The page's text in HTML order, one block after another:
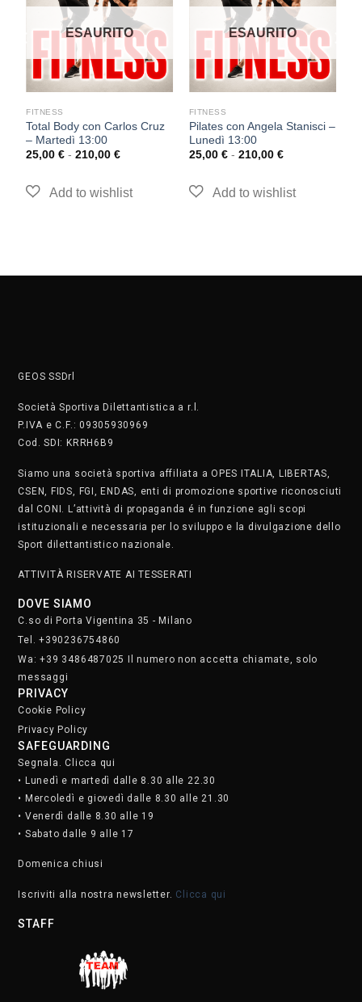
ESAURITO
FITNESS
Total Body con Carlos Cruz
– Martedì 13:00
25,00€ - 210,00€
ESAURITO
FITNESS
Pilates con Angela Stanisci –
Lunedì 13:00
25,00 € - 210,00 €
GEOS SSDrl
Società Sportiva Dilettantistica a r.l.
P.IVA e C.F.: 09305930969
Cod. SDI: KRRH6B9
Siamo una società sportiva affiliata a OPES ITALIA, LIBERTAS,
CSEN, FIDS, FGI, ENDAS, enti di promozione sportive riconosciuti
dal CONI. L’attività di propaganda é in funzione agli scopi
istituzionali e necessaria per lo sviluppo e la divulgazione dello
Sport dilettantistico nazionale.
ATTIVITÀ RISERVATE AI TESSERATI
DOVE SIAMO
C.so di Porta Vigentina 35 - Milano
Tel. +390236754860
Wa: +39 3486487025 Il numero non accetta chiamate, solo
messaggi
PRIVACY
Cookie Policy
Privacy Policy
SAFEGUARDING
Segnala. Clicca qui
• Lunedì e martedì dalle 8.30 alle 22.30
• Mercoledì e giovedì dalle 8.30 alle 21.30
• Venerdì dalle 8.30 alle 19
• Sabato dalle 9 alle 17
Domenica chiusi
Iscriviti alla nostra newsletter. Clicca qui
STAFF